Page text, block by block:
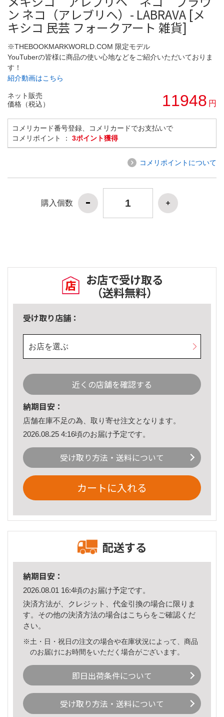
ン ネコ（アレブリヘ）- LABRAVA [メ
キシコ 民芸 フォークアート 雑貨]
※THEBOOKMARKWORLD.COM 限定モデル
YouTuberの皆様に商品の使い心地などをご紹介いただいておりま
す！
紹介動画はこちら
ネット販売
価格（税込）
11948 円
コメリカード番号登録、コメリカードでお支払いで
コメリポイント ： 3ポイント獲得
コメリポイントについて
購入個数
お店で受け取る
（送料無料）
受け取り店舗：
お店を選ぶ
近くの店舗を確認する
納期目安：
店舗在庫不足の為、取り寄せ注文となります。
2026.08.25 4:16頃のお届け予定です。
受け取り方法・送料について
カートに入れる
配送する
納期目安：
2026.08.01 16:4頃のお届け予定です。
決済方法が、クレジット、代金引換の場合に限りま
す。その他の決済方法の場合はこちら をご確認くだ
さい。
※土・日・祝日の注文の場合や在庫状況によって、商品
のお届けにお時間をいただく場合がございます。
即日出荷条件について
受け取り方法・送料について